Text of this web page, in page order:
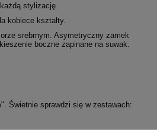
stylizację.
kobiece kształty.
srebrnym. Asymetryczny zamek
boczne zapinane na suwak.
Świetnie sprawdzi się w zestawach: